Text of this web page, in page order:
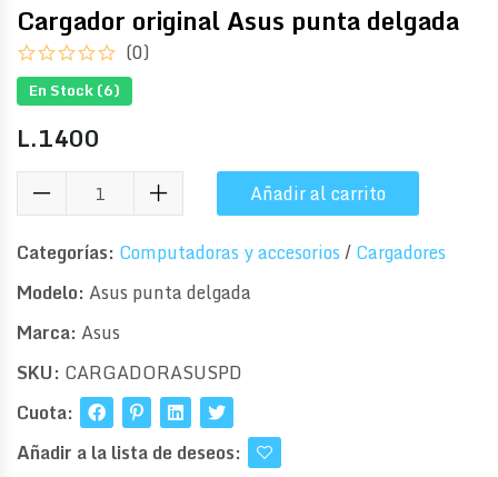
Cargador original Asus punta delgada
(0)
En Stock (6)
L.1400
Añadir al carrito
Categorías: Computadoras y accesorios/Cargadores
Modelo: Asus punta delgada
Marca: Asus
SKU: CARGADORASUSPD
Cuota:
Añadir a la lista de deseos: